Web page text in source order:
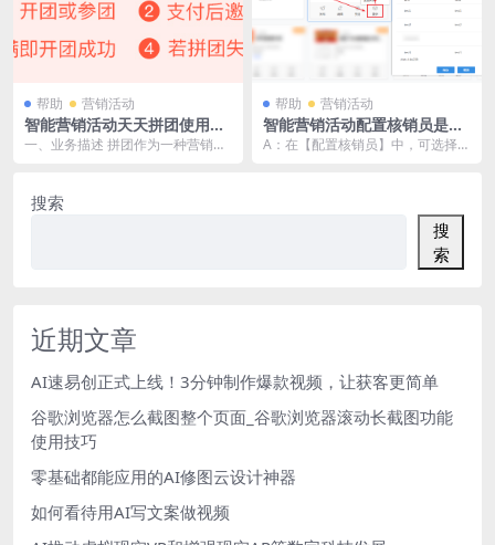
帮助 营销活动
智能营销活动天天拼团使用教
程
一、业务描述 拼团作为一种营销活
帮助 营销活动
智能营销活动配置核销员是什
么意思？
A：在【配置核销员】中，可选择部
搜索
搜
索
近期文章
AI速易创正式上线！3分钟制作爆款视频，让获客更简单
谷歌浏览器怎么截图整个页面_谷歌浏览器滚动长截图功能
使用技巧
零基础都能应用的AI修图云设计神器
如何看待用AI写文案做视频